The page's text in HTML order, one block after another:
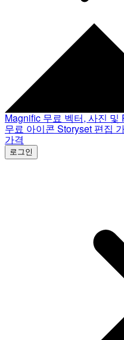
Magnific 무료 벡터, 사진 및
무료 아이콘 Storyset 편집
가격
로그인